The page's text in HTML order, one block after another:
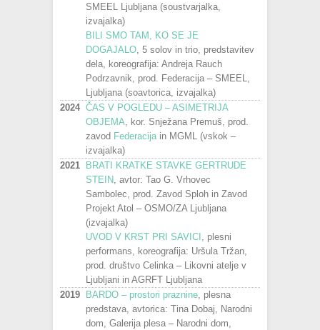
SMEEL Ljubljana (soustvarjalka,
izvajalka)
BILI SMO TAM, KO SE JE
DOGAJALO, 5 solov in trio, predstavitev
dela, koreografija: Andreja Rauch
Podrzavnik, prod. Federacija – SMEEL,
Ljubljana (soavtorica, izvajalka)
2024 ČAS V POGLEDU – ASIMETRIJA
OBJEMA, kor. Snježana Premuš, prod.
zavod Federacijain MGML (vskok –
izvajalka)
2021
BRATI KRATKE STAVKE GERTRUDE
STEIN, avtor: Tao G. Vrhovec
Sambolec, prod. Zavod Sploh in Zavod
Projekt Atol – OSMO/ZA Ljubljana
(izvajalka)
UVOD V KRST PRI SAVICI , plesni
performans, koreografija: Uršula Tržan,
prod. društvo Celinka – Likovni atelje v
Ljubljani in AGRFT Ljubljana
2019
BARDO – prostori praznine, plesna
predstava, avtorica: Tina Dobaj, Narodni
dom, Galerija plesa – Narodni dom,